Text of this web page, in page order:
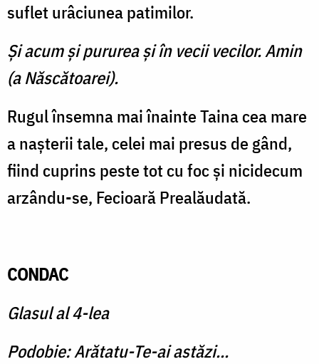
suflet urâciunea patimilor.
Şi acum şi pururea şi în vecii vecilor. Amin
(a Născătoarei).
Rugul însemna mai înainte Taina cea mare
a naşterii tale, celei mai presus de gând,
fiind cuprins peste tot cu foc şi nici­decum
arzându-se, Fecioară Prealăudată.
CONDAC
Glasul al 4-lea
Podobie: Arătatu-Te-ai astăzi...